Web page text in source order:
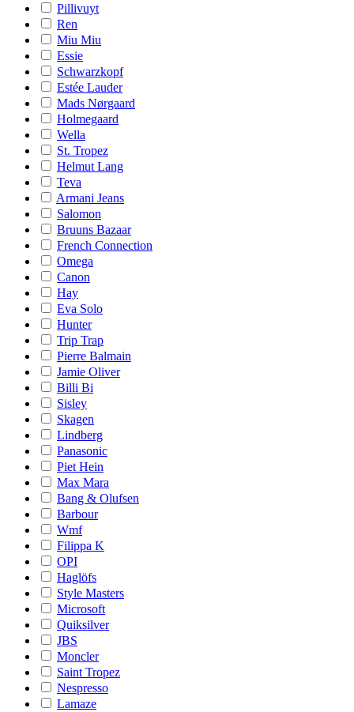
Pillivuyt
Ren
Miu Miu
Essie
Schwarzkopf
Estée Lauder
Mads Nørgaard
Holmegaard
Wella
St. Tropez
Helmut Lang
Teva
Armani Jeans
Salomon
Bruuns Bazaar
French Connection
Omega
Canon
Hay
Eva Solo
Hunter
Trip Trap
Pierre Balmain
Jamie Oliver
Billi Bi
Sisley
Skagen
Lindberg
Panasonic
Piet Hein
Max Mara
Bang & Olufsen
Barbour
Wmf
Filippa K
OPI
Haglöfs
Style Masters
Microsoft
Quiksilver
JBS
Moncler
Saint Tropez
Nespresso
Lamaze